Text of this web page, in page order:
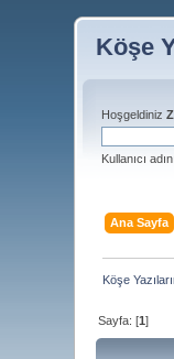
Köşe
Hoşgeldiniz
Kullanıcı
Ana Sayfa
Köşe
Sayfa: [1]